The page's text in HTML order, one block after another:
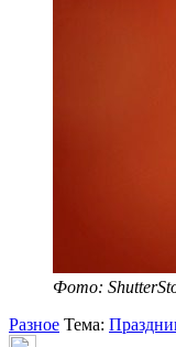
Фото:
Разное Тема: